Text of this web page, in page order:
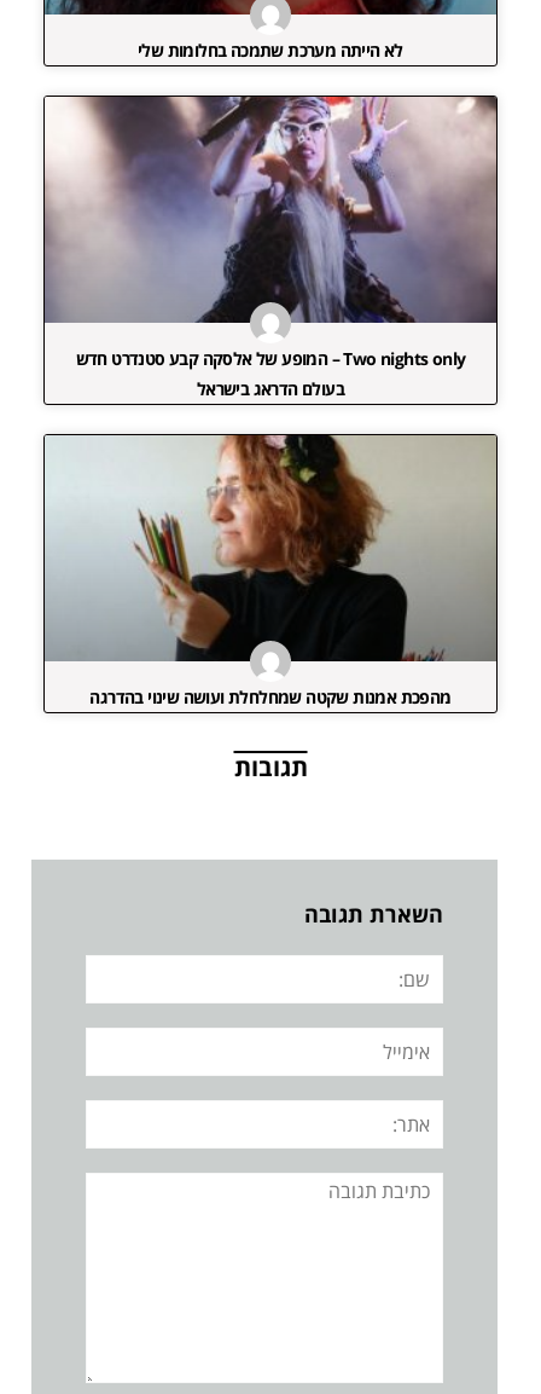
לא הייתה מערכת שתמכה בחלומות שלי
Two nights only – המופע של אלסקה קבע סטנדרט חדש
בעולם הדראג בישראל
מהפכת אמנות שקטה שמחלחלת ועושה שינוי בהדרגה
תגובות
השארת תגובה
שם:
אימייל
אתר:
תגובה